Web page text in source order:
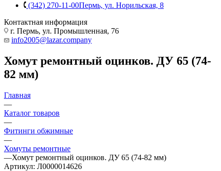
(342) 270-11-00Пермь, ул. Норильская, 8
Контактная информация
г. Пермь, ул. Промышленная, 76
info2005@lazar.company
Хомут ремонтный оцинков. ДУ 65 (74-
82 мм)
Главная
—
Каталог товаров
—
Фитинги обжимные
—
Хомуты ремонтные
—Хомут ремонтный оцинков. ДУ 65 (74-82 мм)
Артикул: Л0000014626